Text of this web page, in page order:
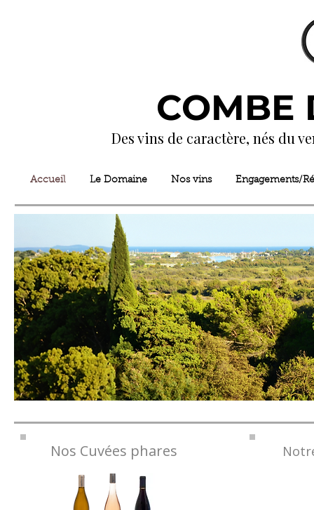
COMBE
Des vins de caractère, nés du
Accueil Le Domaine Nos vins Engagements/
Nos Cuvées phares